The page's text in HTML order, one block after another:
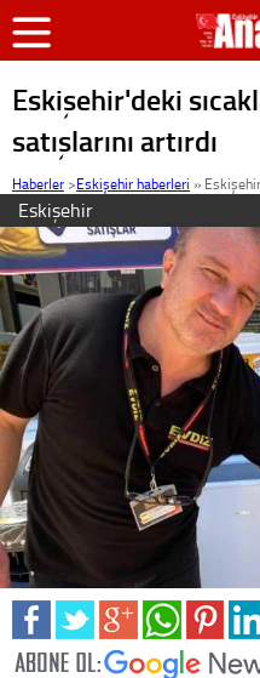
Eskişehir'deki
satışlarını artırdı
Haberler >Eskişehir haberleri »
Eskişehir